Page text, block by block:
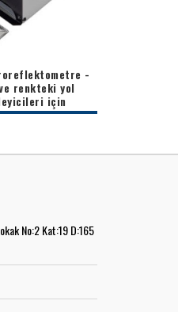
-
renkteki yol
için
No:2 Kat:19 D:165